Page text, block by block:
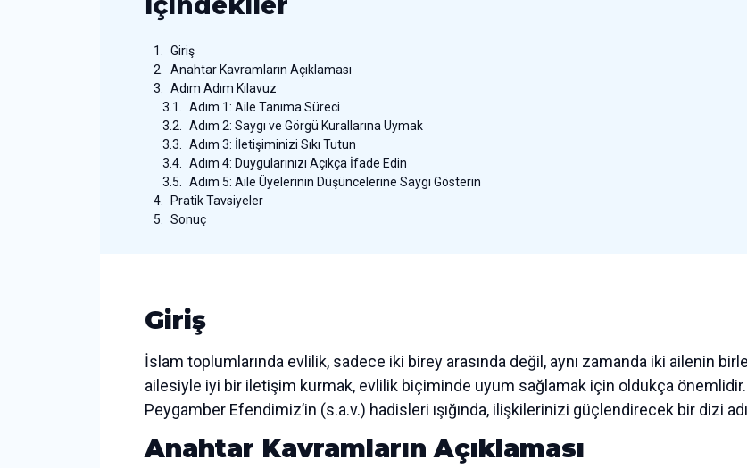
Giriş
Anahtar Kavramların Açıklaması
Adım Adım Kılavuz
Adım 1: Aile Tanıma Süreci
Adım 2: Saygı ve Görgü Kurallarına Uymak
Adım 3: İletişiminizi Sıkı Tutun
Adım 4: Duygularınızı Açıkça İfade Edin
Adım 5: Aile Üyelerinin Düşüncelerine Saygı Gösterin
Pratik Tavsiyeler
Sonuç
Giriş
İslam toplumlarında evlilik, sadece iki birey arasında değil, aynı zamanda iki ailenin
ailesiyle iyi bir iletişim kurmak, evlilik biçiminde uyum sağlamak için oldukça önemlidir.
Peygamber Efendimiz’in (s.a.v.) hadisleri ışığında, ilişkilerinizi güçlendirecek bir dizi
Anahtar Kavramların Açıklaması